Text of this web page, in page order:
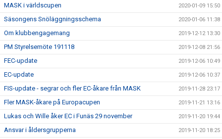
MASK i världscupen 2020-01-09 15:50
Säsongens Snöläggningsschema 2020-01-06 11:38
Om klubbengagemang 2019-12-12 13:30
PM Styrelsemöte 191118 2019-12-08 21:56
FEC-update 2019-12-06 10:49
EC-update 2019-12-06 10:37
FIS-update - segrar och fler EC-åkare från MASK 2019-11-28 23:17
Fler MASK-åkare på Europacupen 2019-11-21 13:16
Lukas och Wille åker EC i Funäs 29 november 2019-11-20 19:44
Ansvar i åldersgrupperna 2019-11-20 18:25